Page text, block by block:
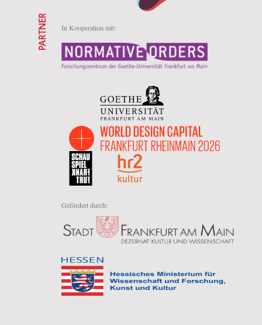
In Kooperation mit:
Gefördert durch:
PARTNER